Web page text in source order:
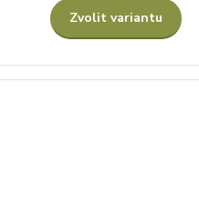
Zvolit variantu